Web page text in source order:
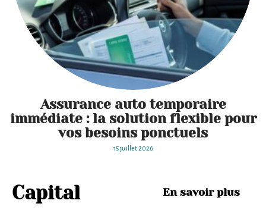
Assurance auto temporaire
immédiate : la solution flexible pour
vos besoins ponctuels
15 juillet 2026
Capital En savoir plus
Comm
ent